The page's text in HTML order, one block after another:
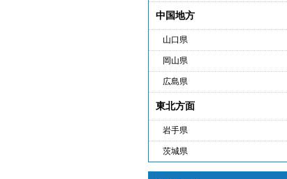
中国地方
山口県
岡山県
広島県
東北方面
岩手県
茨城県